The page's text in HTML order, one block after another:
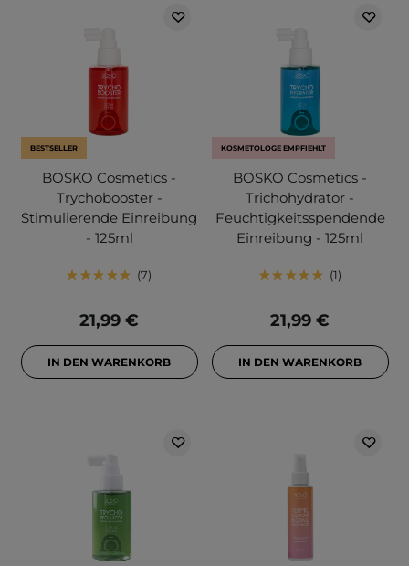
BESTSELLER
BOSKO Cosmetics -
Trychobooster -
Stimulierende Einreibung
- 125ml
7
21,99 €
IN DEN WARENKORB
KOSMETOLOGE EMPFIEHLT
BOSKO Cosmetics -
Trichohydrator -
Feuchtigkeitsspendende
Einreibung - 125ml
1
21,99 €
IN DEN WARENKORB